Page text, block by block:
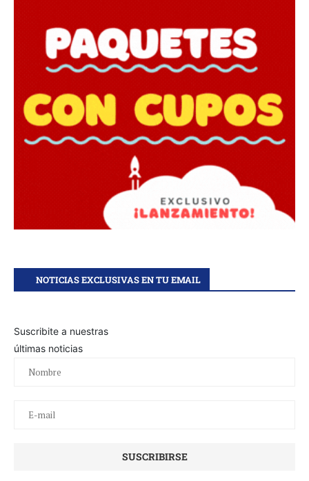
NOTICIAS EXCLUSIVAS EN TU EMAIL
Suscribite a nuestras
últimas noticias